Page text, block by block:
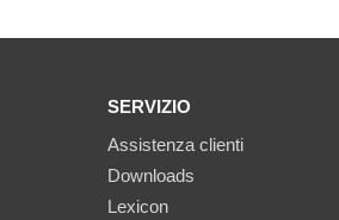
SERVIZIO
Assistenza clienti
Downloads
Lexicon